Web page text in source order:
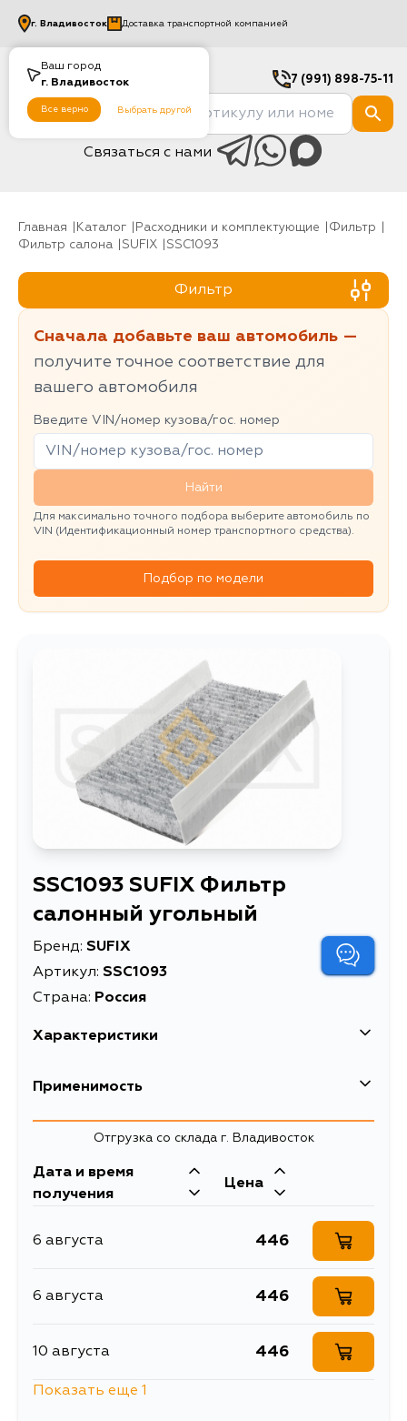
Ваш город
г. Владивосток
Все верно Выбрать другой
г. Владивосток Доставка транспортной компанией
7 (991) 898-75-11
Связаться с нами
Главная Каталог Расходники и комплектующие
фильтр
Фильтр салона
SUFIX SSC1093
Фильтр
Сначала добавьте ваш автомобиль —
получите точное соответствие для
вашего автомобиля
Введите VIN/номер кузова/гос. номер
Найти
Для максимально точного подбора выберите автомобиль по
VIN (Идентификационный номер транспортного средства).
Подбор по модели
SSC1093 SUFIX Фильтр
салонный угольный
Бренд: SUFIX
Артикул: SSC1093
Страна: Россия
Характеристики
Описание
Применимость
Отгрузка со склада г. Владивосток
Дата и время
получения
Цена
6 августа 446
6 августа 446
10 августа 446
Показать еще 1